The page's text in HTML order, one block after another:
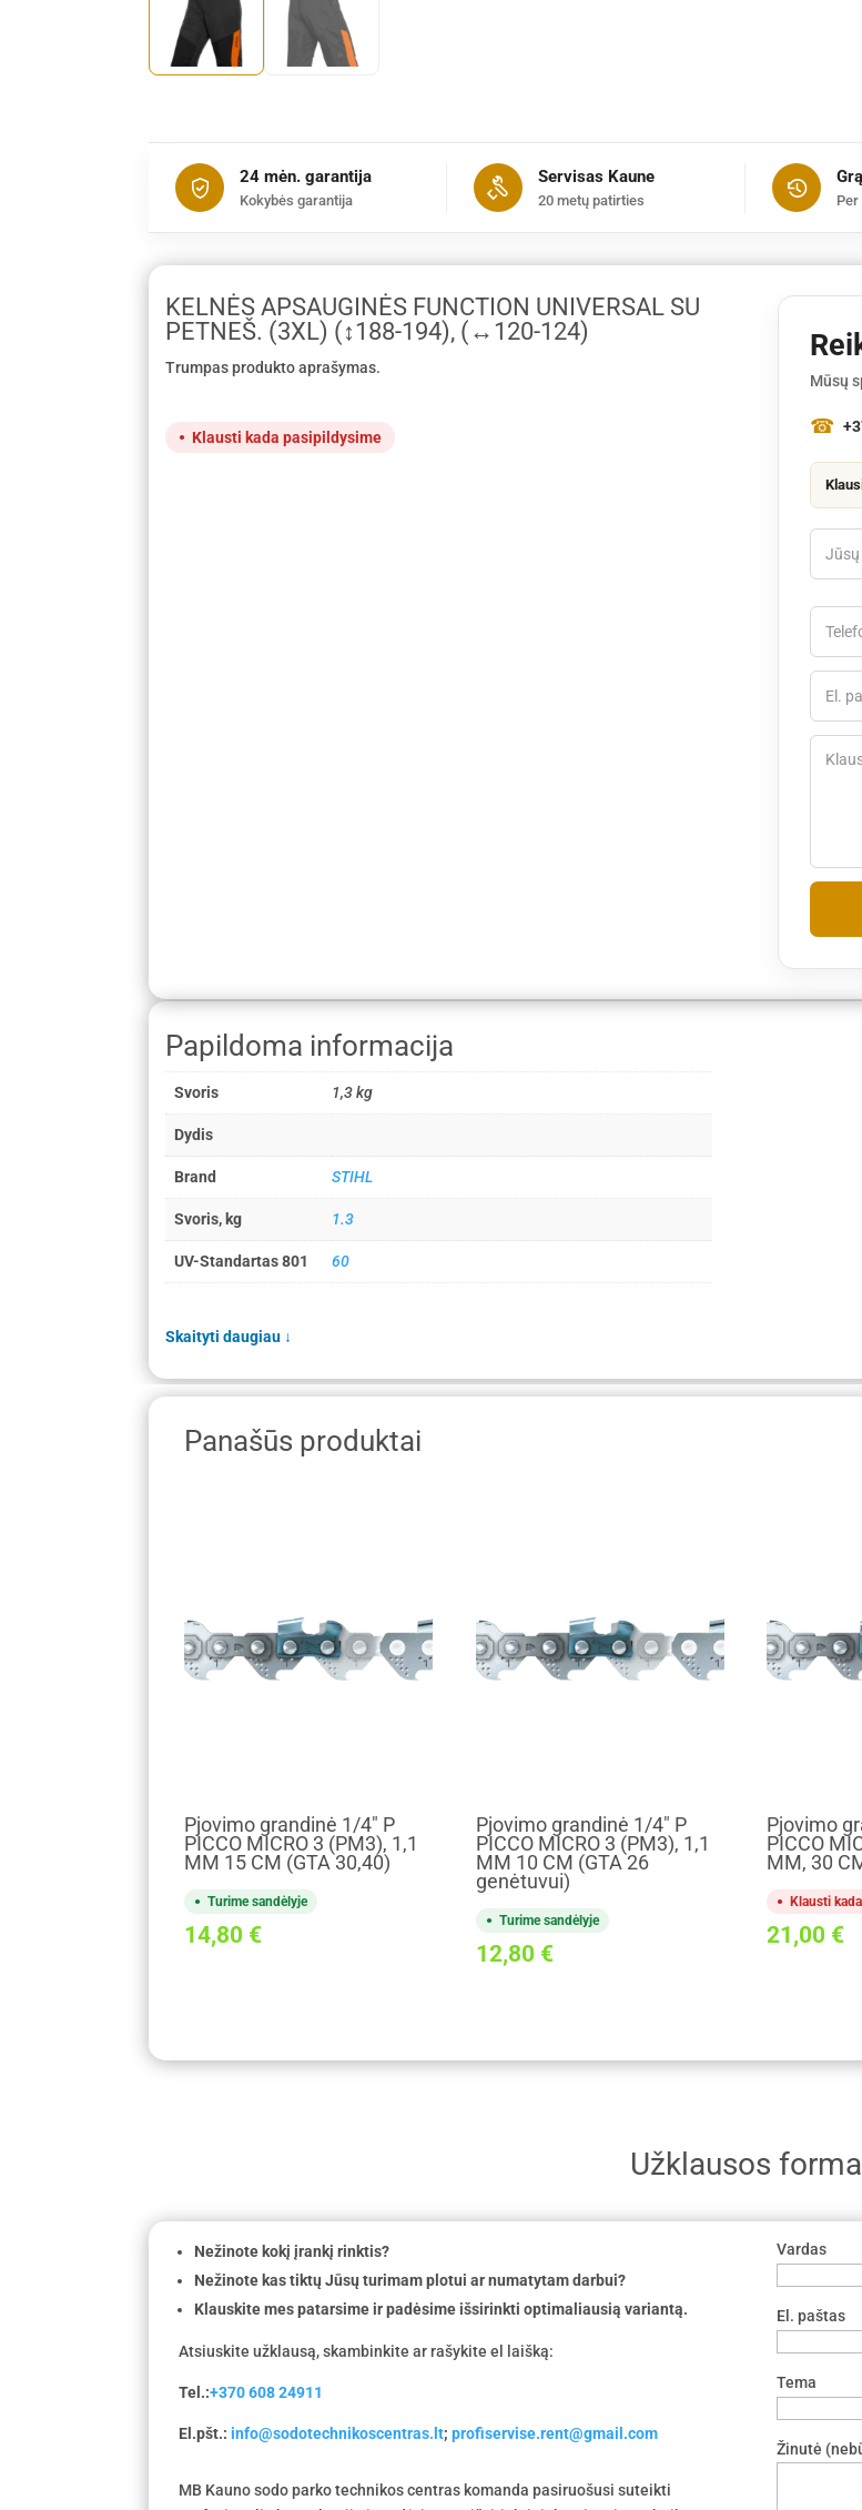
24 mėn. garantija
Kokybės garantija
Servisas Kaune
20 metų patirties Per
KELNĖS APSAUGINĖS FUNCTION UNIVERSAL SU
PETNEŠ. (3XL) (↕188-194), (↔120-124)
Trumpas produkto aprašymas.
Klausti kada pasipildysime
Mūsų
Papildoma informacija
Svoris 1,3 kg
Dydis
Brand STIHL
Svoris, kg 1.3
UV-Standartas 801 60
Skaityti daugiau ↓
Panašūs produktai
Pjovimo grandinė 1/4" P
PICCO MICRO 3 (PM3), 1,1
MM 15 CM (GTA 30,40)
Turime sandėlyje
14,80 €
Pjovimo grandinė 1/4" P
PICCO MICRO 3 (PM3), 1,1
MM 10 CM (GTA 26
genėtuvui)
Turime sandėlyje
12,80 €
Pjovimo
PICCO
MM, 30
Klausti
21,00 €
Užklausos forma
Nežinote kokį įrankį rinktis?
Nežinote kas tiktų Jūsų turimam plotui ar numatytam darbui?
Klauskite mes patarsime ir padėsime išsirinkti optimaliausią variantą.
Atsiuskite užklausą, skambinkite ar rašykite el laišką:
Tel.:+370 608 24911
El.pšt.:info@sodotechnikoscentras.lt;profiservise.rent@gmail.com
MB Kauno sodo parko technikos centras komanda pasiruošusi suteikti
Vardas
El. paštas
Tema
Žinutė